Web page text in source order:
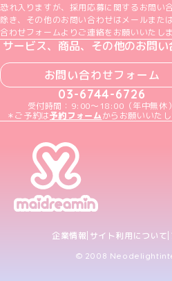
恐れ入りますが、採用応募に関するお問い
除き、その他のお問い合わせはメールまた
合わせフォームよりご連絡をお願いいたしま
サービス、商品、その他のお問い
お問い合わせフォーム
03-6744-6726
受付時間：9:00～18:00（年中無休）
＊ご予約は予約フォームからお願いいたし
企業情報 サイト利用について
© 2008